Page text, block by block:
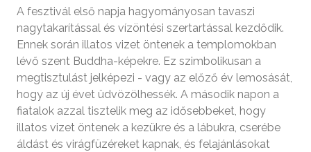
A fesztivál első napja hagyományosan tavaszi
nagytakarítással és vízöntési szertartással kezdődik.
Ennek során illatos vizet öntenek a templomokban
lévő szent Buddha-képekre. Ez szimbolikusan a
megtisztulást jelképezi - vagy az előző év lemosását,
hogy az új évet üdvözölhessék. A második napon a
fiatalok azzal tisztelik meg az idősebbeket, hogy
illatos vizet öntenek a kezükre és a lábukra, cserébe
áldást és virágfüzéreket kapnak, és felajánlásokat